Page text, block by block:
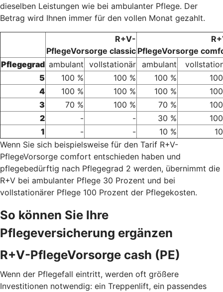
dieselben Leistungen wie bei ambulanter Pflege. Der
Betrag wird Ihnen immer für den vollen Monat gezahlt.
R+V-
PflegeVorsorge classic PflegeVorsorge
Pflegegrad ambulant vollstationär ambulant
5
100 % 100 % 100 %
4
100 % 100 % 100 %
3
70 % 100 % 70 %
2
- - 30 %
1
- - 10 %
Wenn Sie sich beispielsweise für den Tarif R+V-
PflegeVorsorge comfort entschieden haben und
pflegebedürftig nach Pflegegrad 2 werden, übernimmt die
R+V bei ambulanter Pflege 30 Prozent und bei
vollstationärer Pflege 100 Prozent der Pflegekosten.
So können Sie Ihre
Pflegeversicherung ergänzen
R+V-PflegeVorsorge cash (PE)
Wenn der Pflegefall eintritt, werden oft größere
Investitionen notwendig: ein Treppenlift, ein passendes